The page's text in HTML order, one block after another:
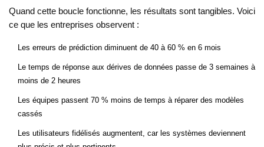
Quand cette boucle fonctionne, les résultats sont tangibles. Voici
ce que les entreprises observent :
Les erreurs de prédiction diminuent de 40 à 60 % en 6 mois
Le temps de réponse aux dérives de données passe de 3 semaines à
moins de 2 heures
Les équipes passent 70 % moins de temps à réparer des modèles
cassés
Les utilisateurs fidélisés augmentent, car les systèmes deviennent